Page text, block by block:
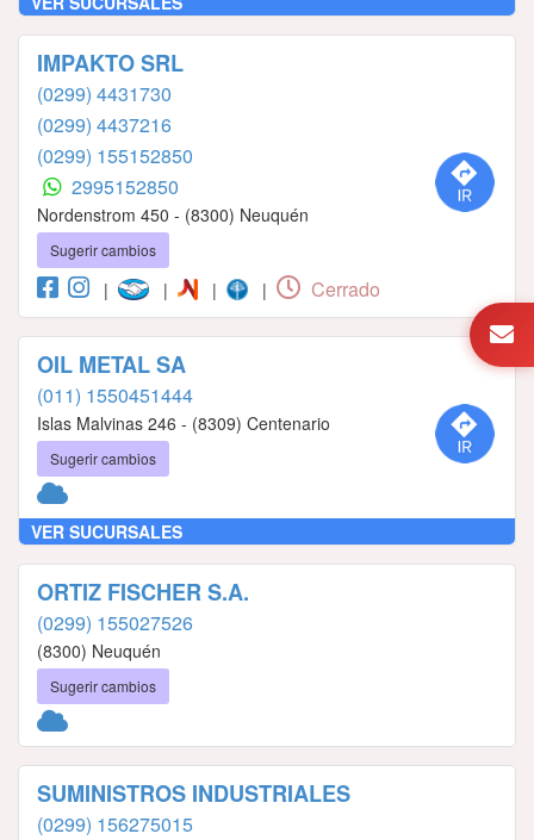
IMPAKTO SRL
(0299) 4431730
(0299) 4437216
(0299) 155152850
2995152850
Nordenstrom 450 - (8300) Neuquén
Sugerir cambios
| | | | Cerrado
OIL METAL SA
(011) 1550451444
Islas Malvinas 246 - (8309) Centenario
Sugerir cambios
VER SUCURSALES
ORTIZ FISCHER S.A.
(0299) 155027526
(8300) Neuquén
Sugerir cambios
SUMINISTROS INDUSTRIALES
(0299) 156275015